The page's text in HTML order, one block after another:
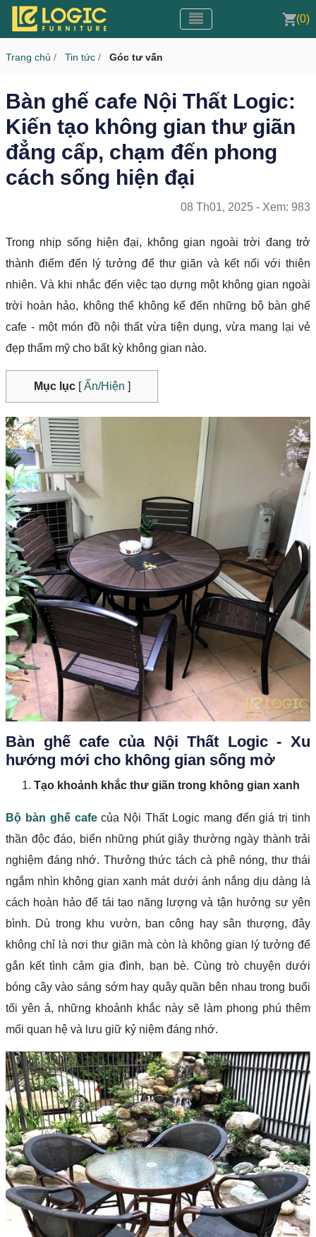
Toggle navigation
CMS v3.0 Toggle navigation(0)
Trang chủ / Tin tức / Góc tư vấn
Bàn ghế cafe Nội Thất Logic:
Kiến tạo không gian thư giãn
đẳng cấp, chạm đến phong
cách sống hiện đại
08 Th01, 2025 - Xem: 983
Trong nhịp sống hiện đại, không gian ngoài trời đang trở
thành điểm đến lý tưởng để thư giãn và kết nối với thiên
nhiên. Và khi nhắc đến việc tạo dựng một không gian ngoài
trời hoàn hảo, không thể không kể đến những bộ bàn ghế
cafe - một món đồ nội thất vừa tiện dụng, vừa mang lại vẻ
đẹp thẩm mỹ cho bất kỳ không gian nào.
Mục lục[Ẩn/Hiện ]
Bàn ghế cafe của Nội Thất Logic- Xu
hướng mới cho không gian sống mở
Tạo khoảnh khắc thư giãn trong không gian xanh
Bộ bàn ghế cafecủa Nội Thất Logic mang đến giá trị tinh
thần độc đáo, biến những phút giây thường ngày thành trải
nghiệm đáng nhớ. Thưởng thức tách cà phê nóng, thư thái
ngắm nhìn không gian xanh mát dưới ánh nắng dịu dàng là
cách hoàn hảo để tái tạo năng lượng và tận hưởng sự yên
bình. Dù trong khu vườn, ban công hay sân thượng, đây
không chỉ là nơi thư giãn mà còn là không gian lý tưởng để
gắn kết tình cảm gia đình, bạn bè. Cùng trò chuyện dưới
bóng cây vào sáng sớm hay quây quần bên nhau trong buổi
tối yên ả, những khoảnh khắc này sẽ làm phong phú thêm
mối quan hệ và lưu giữ kỷ niệm đáng nhớ.